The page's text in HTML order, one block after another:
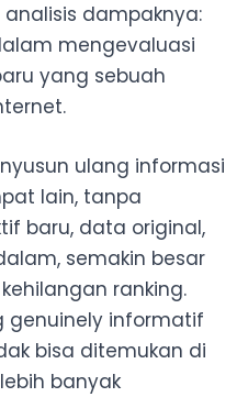
dampaknya:
mengevaluasi
yang sebuah
ulang informasi
lain, tanpa
baru, data original,
semakin besar
ranking.
genuinely informatif
bisa ditemukan di
banyak